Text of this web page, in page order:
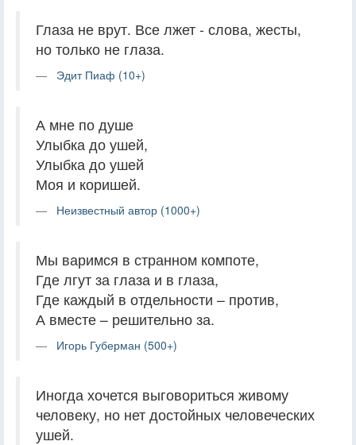
Глаза не врут. Все лжет - слова, жесты,
но только не глаза.
Эдит Пиаф (10+)
А мне по душе
Улыбка до ушей,
Улыбка до ушей
Моя и коришей.
Неизвестный автор (1000+)
Мы варимся в странном компоте,
Где лгут за глаза и в глаза,
Где каждый в отдельности – против,
А вместе – решительно за.
Игорь Губерман (500+)
Иногда хочется выговориться живому
человеку, но нет достойных человеческих
ушей.